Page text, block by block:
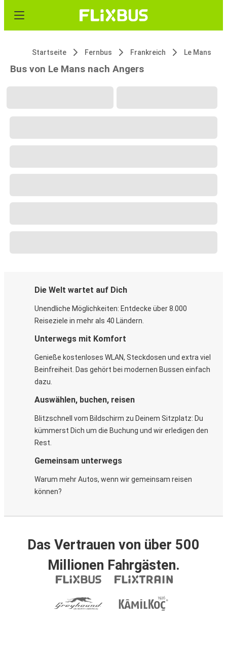
Startseite Fernbus Frankreich Le Mans
Bus von Le Mans nach Angers
Die Welt wartet auf Dich
Unendliche Möglichkeiten: Entdecke über 8.000
Reiseziele in mehr als 40 Ländern.
Unterwegs mit Komfort
Genieße kostenloses WLAN, Steckdosen und extra viel
Beinfreiheit. Das gehört bei modernen Bussen einfach
dazu.
Auswählen, buchen, reisen
Blitzschnell vom Bildschirm zu Deinem Sitzplatz: Du
kümmerst Dich um die Buchung und wir erledigen den
Rest.
Gemeinsam unterwegs
Warum mehr Autos, wenn wir gemeinsam reisen
können?
Das Vertrauen von über 500
Millionen Fahrgästen.